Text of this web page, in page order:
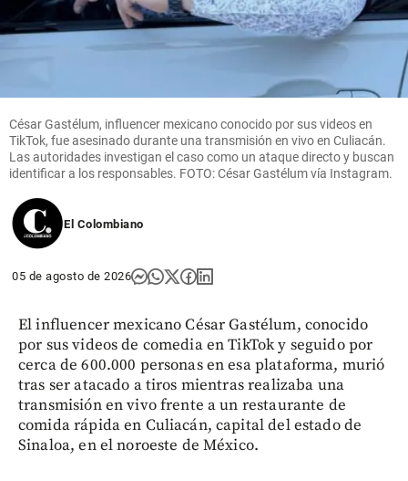
César Gastélum, influencer mexicano conocido por sus videos en
TikTok, fue asesinado durante una transmisión en vivo en Culiacán.
Las autoridades investigan el caso como un ataque directo y buscan
identificar a los responsables. FOTO: César Gastélum vía Instagram.
El Colombiano
05 de agosto de 2026
El influencer mexicano César Gastélum, conocido
por sus videos de comedia en TikTok y seguido por
cerca de 600.000 personas en esa plataforma, murió
tras ser atacado a tiros mientras realizaba una
transmisión en vivo frente a un restaurante de
comida rápida en Culiacán, capital del estado de
Sinaloa, en el noroeste de México.